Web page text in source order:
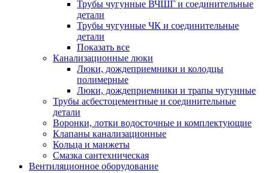
Трубы чугунные ВЧШГ и соединительные
детали
Трубы чугунные ЧК и соединительные
детали
Показать все
Канализационные люки
Люки, дождеприемники и колодцы
полимерные
Люки, дождеприемники и трапы чугунные
Трубы асбестоцементные и соединительные
детали
Воронки, лотки водосточные и комплектующие
Клапаны канализационные
Кольца и манжеты
Смазка сантехническая
Вентиляционное оборудование